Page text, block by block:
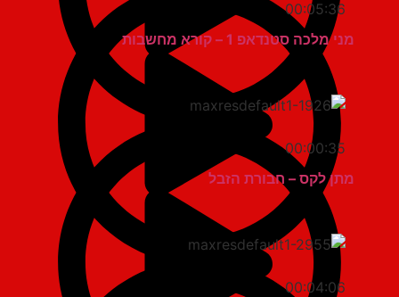
00:05:36
מני מלכה סטנדאפ 1 – קורא מחשבות
00:00:35
מתן לקס – חבורת הזבל
00:04:06